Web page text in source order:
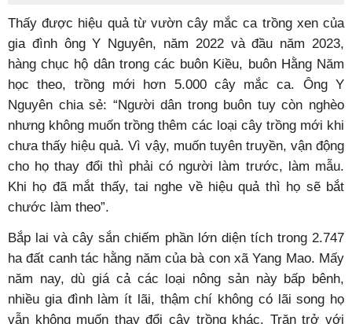
Thấy được hiệu quả từ vườn cây mắc ca trồng xen của
gia đình ông Y Nguyên, năm 2022 và đầu năm 2023,
hàng chục hộ dân trong các buôn Kiều, buôn Hằng Năm
học theo, trồng mới hơn 5.000 cây mắc ca. Ông Y
Nguyên chia sẻ: “Người dân trong buôn tuy còn nghèo
nhưng không muốn trồng thêm các loại cây trồng mới khi
chưa thấy hiệu quả. Vì vậy, muốn tuyên truyền, vận động
cho họ thay đổi thì phải có người làm trước, làm mẫu.
Khi họ đã mắt thấy, tai nghe về hiệu quả thì họ sẽ bắt
chước làm theo”.
Bắp lai và cây sắn chiếm phần lớn diện tích trong 2.747
ha đất canh tác hằng năm của bà con xã Yang Mao. Mấy
năm nay, dù giá cả các loại nông sản này bấp bênh,
nhiều gia đình làm ít lãi, thậm chí không có lãi song họ
vẫn không muốn thay đổi cây trồng khác. Trăn trở với